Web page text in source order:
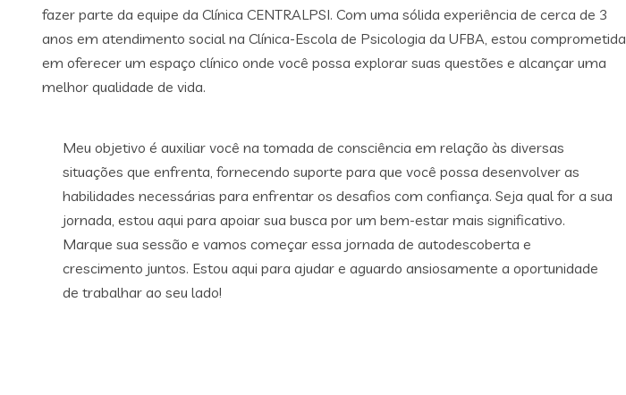
fazer parte da equipe da Clínica CENTRALPSI. Com uma sólida experiência de cerca de 3
anos em atendimento social na Clínica-Escola de Psicologia da UFBA, estou comprometida
em oferecer um espaço clínico onde você possa explorar suas questões e alcançar uma
melhor qualidade de vida.
Meu objetivo é auxiliar você na tomada de consciência em relação às diversas
situações que enfrenta, fornecendo suporte para que você possa desenvolver as
habilidades necessárias para enfrentar os desafios com confiança. Seja qual for a sua
jornada, estou aqui para apoiar sua busca por um bem-estar mais significativo.
Marque sua sessão e vamos começar essa jornada de autodescoberta e
crescimento juntos. Estou aqui para ajudar e aguardo ansiosamente a oportunidade
de trabalhar ao seu lado!